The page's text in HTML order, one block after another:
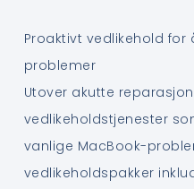
Proaktivt vedlikehold
problemer
Utover akutte
vedlikeholdstjenester
vanlige MacBook-
vedlikeholdspakker